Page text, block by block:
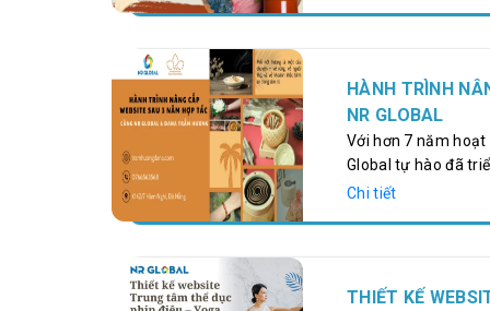
hàng…
HÀNH TRÌNH
NR GLOBAL
Với hơn 7 năm
Global tự hào đã
cho các doanh
Trình 3 Năm Đồng
Chi tiết
THIẾT KẾ